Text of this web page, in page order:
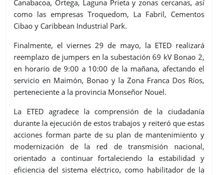
Canabacoa, Ortega, Laguna Prieta y zonas cercanas, así
como las empresas Troquedom, La Fabril, Cementos
Cibao y Caribbean Industrial Park.
Finalmente, el viernes 29 de mayo, la ETED realizará
reemplazo de jumpers en la subestación 69 kV Bonao 2,
en horario de 9:00 a 10:00 de la mañana, afectando el
servicio en Maimón, Bonao y la Zona Franca Dos Ríos,
perteneciente a la provincia Monseñor Nouel.
La ETED agradece la comprensión de la ciudadanía
durante la ejecución de estos trabajos y reiteró que estas
acciones forman parte de su plan de mantenimiento y
modernización de la red de transmisión nacional,
orientado a continuar fortaleciendo la estabilidad y
eficiencia del sistema eléctrico, como habilitador de la